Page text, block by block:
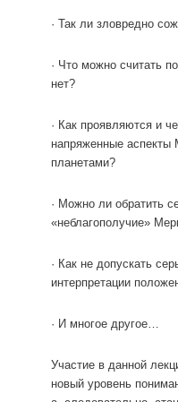
· Так ли зловредно
· Что можно считать
нет?
· Как проявляются и
напряженные аспекты
планетами?
· Можно ли обратить
«неблагополучие»
· Как не допускать
интерпретации
· И многое другое…
Участие в данной
новый уровень